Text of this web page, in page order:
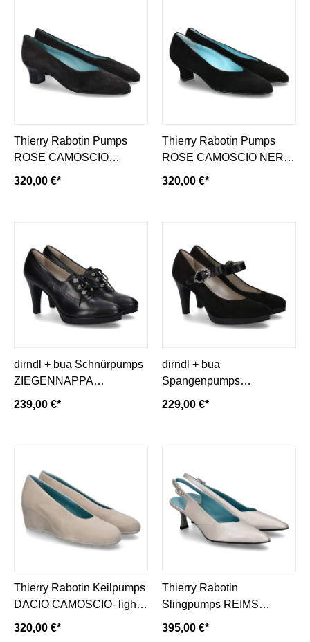
Thierry Rabotin Pumps
ROSE CAMOSCIO
GRIGIO (36)
320,00 €*
Thierry Rabotin Pumps
ROSE CAMOSCIO NERO
(35)
320,00 €*
dirndl + bua Schnürpumps
ZIEGENNAPPA
SCHWARZ
239,00 €*
dirndl + bua
Spangenpumps
ZIEGENVELOURSLEDER
229,00 €*
Thierry Rabotin Keilpumps
DACIO CAMOSCIO- light
ivory/ hellbeige
320,00 €*
Thierry Rabotin
Slingpumps REIMS
NAPPA TAFETTAS- light
395,00 €*